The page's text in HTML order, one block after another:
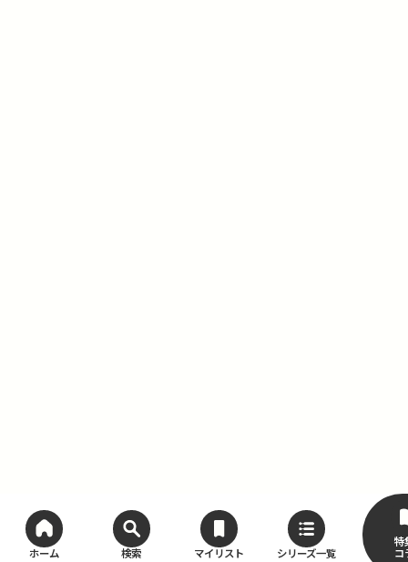
ホーム 検索 マイリスト シリーズ一覧
特
コ